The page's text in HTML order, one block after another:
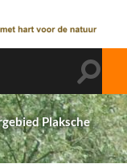
Plaksche